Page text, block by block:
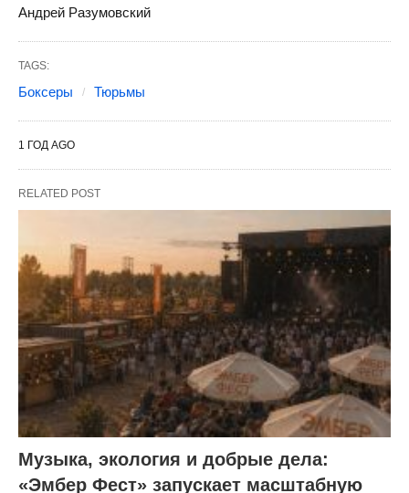
Андрей Разумовский
TAGS:
Боксеры Тюрьмы
1 ГОД AGO
RELATED POST
Музыка, экология и добрые дела:
«Эмбер Фест» запускает масштабную